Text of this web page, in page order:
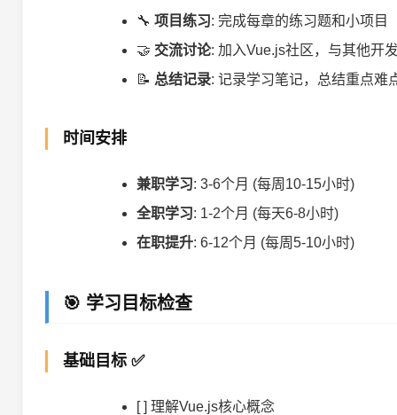
🔧项目练习: 完成每章的练习题和小项目
🤝 交流讨论: 加入Vue.js社区，与其他开
📝 总结记录: 记录学习笔记，总结重点难
时间安排
兼职学习: 3-6个月 (每周10-15小时)
全职学习: 1-2个月 (每天6-8小时)
在职提升: 6-12个月 (每周5-10小时)
🎯 学习目标检查
基础目标 ✅
[ ] 理解Vue.js核心概念